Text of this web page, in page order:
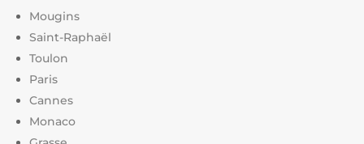
Mougins
Saint-Raphaël
Toulon
Paris
Cannes
Monaco